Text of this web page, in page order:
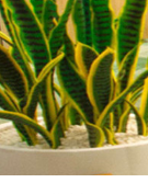
高端